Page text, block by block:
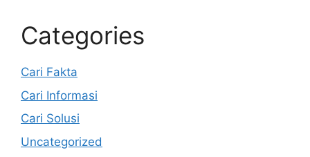
Categories
Cari Fakta
Cari Informasi
Cari Solusi
Uncategorized